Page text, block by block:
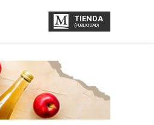
TIENDA
(PUBLICIDAD)